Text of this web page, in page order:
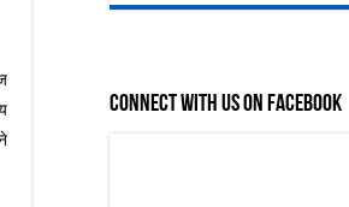
Connect with us on Facebook